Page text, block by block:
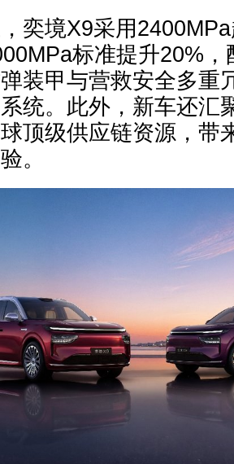
奕境X9采用
标准提升20%
装甲与营救安全多重
统。此外，新车还汇
顶级供应链资源，带
。